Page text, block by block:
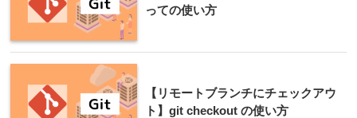
っての使い方
【リモートブランチにチェックアウ
ト】git checkout の使い方